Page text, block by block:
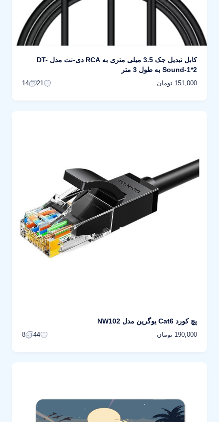
کابل تبدیل جک 3.5 میلی متری به RCA دی-نت مدل DT-
Sound-1*2 به طول 3 متر
151,000 تومان 21
14
پچ کورد Cat6 یوگرین مدل NW102
190,000 تومان 44
8